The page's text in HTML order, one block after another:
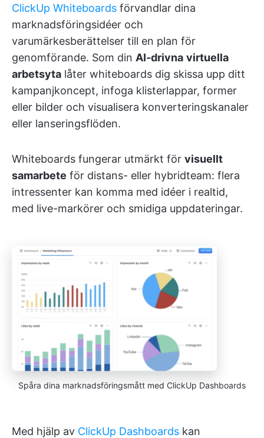
ClickUp Whiteboards förvandlar dina
marknadsföringsidéer och
varumärkesberättelser till en plan för
genomförande. Som din AI-drivna virtuella
arbetsyta låter whiteboards dig skissa upp ditt
kampanjkoncept, infoga klisterlappar, former
eller bilder och visualisera konverteringskanaler
eller lanseringsflöden.
Whiteboards fungerar utmärkt för visuellt
samarbete för distans- eller hybridteam: flera
intressenter kan komma med idéer i realtid,
med live-markörer och smidiga uppdateringar.
Spåra dina marknadsföringsmått med ClickUp Dashboards
Med hjälp av ClickUp Dashboards kan